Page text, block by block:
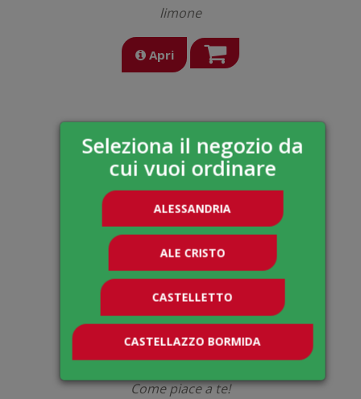
limone
Apri
€ 7,00
Crea la tua pizza
Come piace a te!
Seleziona il negozio da
cui vuoi ordinare
ALESSANDRIA
ALE CRISTO
CASTELLETTO
CASTELLAZZO BORMIDA